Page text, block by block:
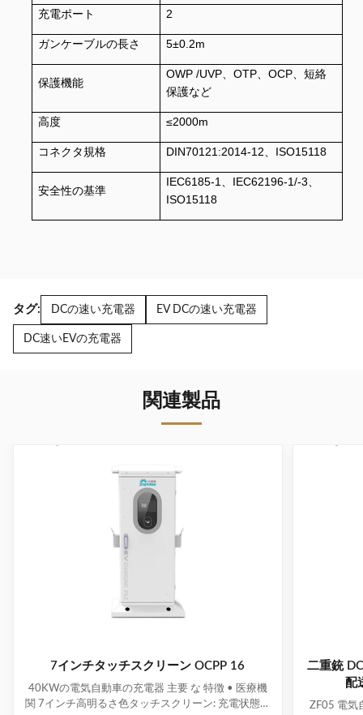
充電ポート 2
ガンケーブルの長さ 5±0.2m
保護機能
OWP /UVP、OTP、OCP、短絡
保護など
高度 ≤2000m
コネクタ規格 DIN70121:2014-12、ISO15118
安全性の基準
IEC6185-1、IEC62196-1/-3、
ISO15118
タグ: DCの速い充電器 EV DCの速い充電器
DC速いEVの充電器
関連製品
7インチタッチスクリーン OCPP 16
40KWの電気自動車の充電器 主要 な 特徴 • 医療機
関 7インチ高明るさ色タッチスクリーン: 充電状態の
二重銃
配
ZF05 電気